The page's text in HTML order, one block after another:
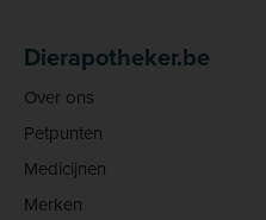
Dierapotheker.be
Over ons
Petpunten
Medicijnen
Merken